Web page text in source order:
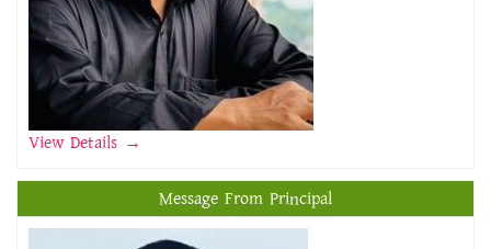
View Details →
Message From Principal